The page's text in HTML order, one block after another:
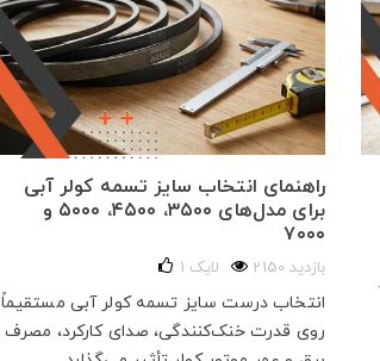
راهنمای انتخاب سایز تسمه کولر آبی
برای مدل‌های ۳۵۰۰، ۴۵۰۰، ۵۰۰۰ و
۷۰۰۰
2150 بازدید 1 لایک
انتخاب درست سایز تسمه کولر آبی مستقیماً
روی قدرت خنک‌کنندگی، صدای کارکرد، مصرف